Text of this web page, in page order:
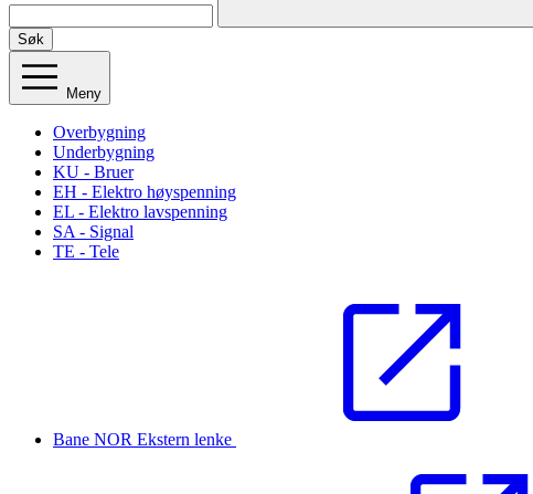
Søk
Meny
Overbygning
Underbygning
KU - Bruer
EH - Elektro høyspenning
EL - Elektro lavspenning
SA - Signal
TE - Tele
Bane NOR Ekstern lenke